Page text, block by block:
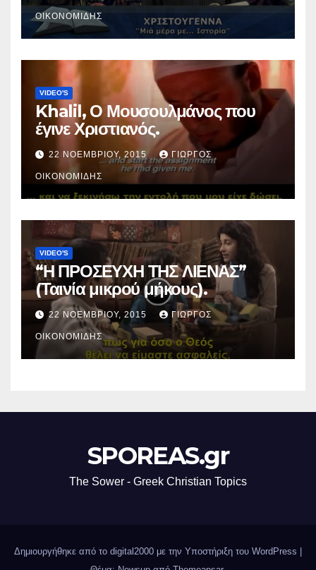
ΟΙΚΟΝΟΜΊΔΗΣ
VIDEO'S
Khalil, Ο Μουσουλμάνος που
έγινε Χριστιανός.
22 ΝΟΕΜΒΡΊΟΥ, 2015 ΓΙΏΡΓΟΣ
ΟΙΚΟΝΟΜΊΔΗΣ
VIDEO'S
“Η ΠΡΟΣΕΥΧΗ ΤΗΣ ΛΙΕΝΑΣ”
(Ταινία μικρού μήκους).
22 ΝΟΕΜΒΡΊΟΥ, 2015 ΓΙΏΡΓΟΣ
ΟΙΚΟΝΟΜΊΔΗΣ
SPOREAS.gr
The Sower - Greek Christian Topics
Δημιουργήθηκε από το digital2000 με την Υποστήριξη του WordPress